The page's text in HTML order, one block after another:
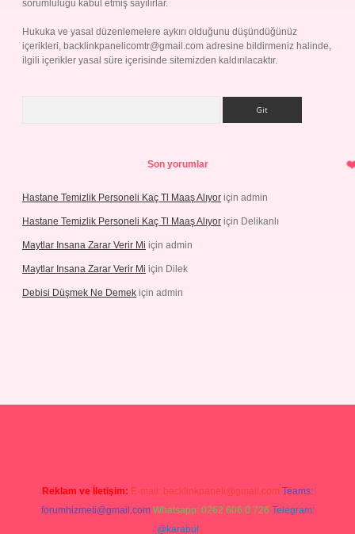
sorumluluğu kabul etmiş sayılırlar.
Hukuka ve yasal düzenlemelere aykırı olduğunu düşündüğünüz
içerikleri, backlinkpanelicomtr@gmail.com adresine bildirmeniz halinde,
ilgili içerikler yasal süre içerisinde sitemizden kaldırılacaktır.
Son yorumlar
Hastane Temizlik Personeli Kaç Tl Maaş Alıyor için admin
Hastane Temizlik Personeli Kaç Tl Maaş Alıyor için Delikanlı
Maytlar Insana Zarar Verir Mi için admin
Maytlar Insana Zarar Verir Mi için Dilek
Debisi Düşmek Ne Demek için admin
Reklam ve İletişim: E-mail: backlinkpaneli@gmail.com Teams:
forumhizmeti@gmail.com Whatsapp: 0262 606 0 726 Telegram:
@karabul